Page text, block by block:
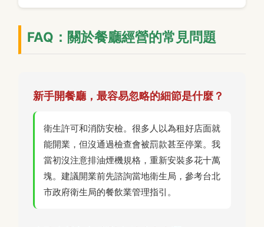
FAQ：關於餐廳經營的常見問題
新手開餐廳，最容易忽略的細節是什麼？
衛生許可和消防安檢。很多人以為租好店面就
能開業，但沒通過檢查會被罰款甚至停業。我
當初沒注意排油煙機規格，重新安裝多花十萬
塊。建議開業前先諮詢當地衛生局，參考台北
市政府衛生局的餐飲業管理指引。